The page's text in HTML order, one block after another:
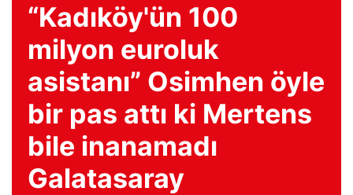
“Kadıköy'ün 100
milyon euroluk
asistanı” Osimhen öyle
bir pas attı ki Mertens
bile inanamadı
Galatasaray